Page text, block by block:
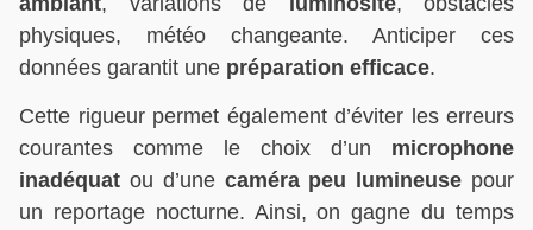
physiques, météo changeante. Anticiper ces
données garantit une préparation efficace.
Cette rigueur permet également d’éviter les erreurs
courantes comme le choix d’un microphone
inadéquat ou d’une caméra peu lumineuse pour
un reportage nocturne. Ainsi, on gagne du temps